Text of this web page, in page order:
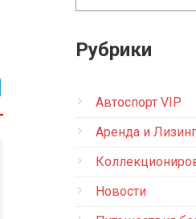
Рубрики
Автоспорт VIP
Аренда и Лизинг
Новости